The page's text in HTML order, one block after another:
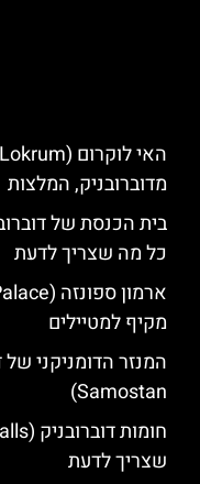
מדוברובניק, המלצות
כל מה שצריך לדעת
מקיף למטיילים
Samostan)
שצריך לדעת